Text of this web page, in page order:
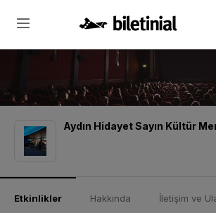
Aydın Hidayet Sayın Kültür
Etkinlikler Hakkında İletişim ve